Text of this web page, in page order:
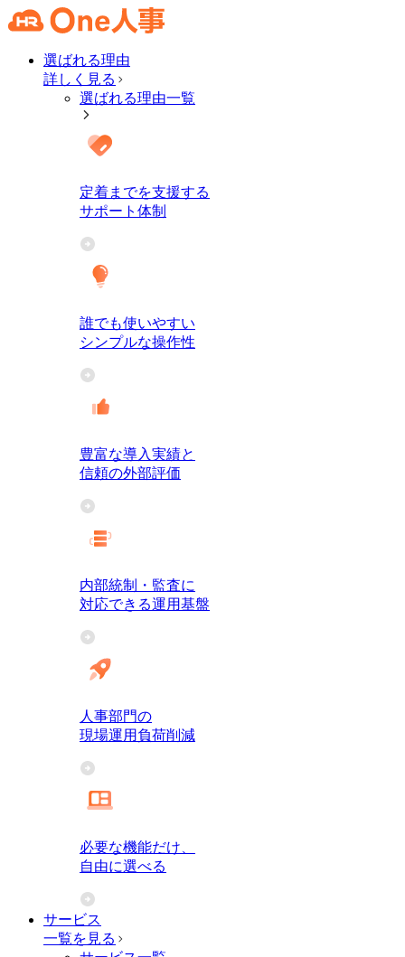
選ばれる理由
詳しく見る
選ばれる理由一覧
定着までを支援する
サポート体制
誰でも使いやすい
シンプルな操作性
豊富な導入実績と
信頼の外部評価
内部統制・監査に
対応できる運用基盤
人事部門の
現場運用負荷削減
必要な機能だけ、
自由に選べる
サービス
一覧を見る